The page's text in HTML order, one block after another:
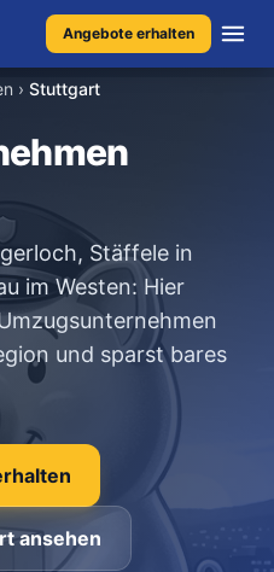
Angebote erhalten
› Stuttgart
Stäffele in
im Westen: Hier
und sparst bares
ansehen